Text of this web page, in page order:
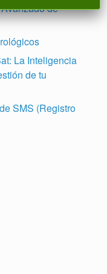
de
La Inteligencia
de tu
SMS (Registro